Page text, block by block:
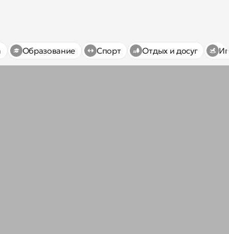
Образование Спорт Отдых и досуг